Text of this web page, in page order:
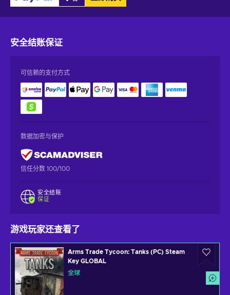
安全结账保证
可信赖的支付方式
数据加密与保护
信任分数 100/100
安全结账
保证
游戏玩家还查看了
Arms Trade Tycoon: Tanks (PC) Steam
Key GLOBAL
全球